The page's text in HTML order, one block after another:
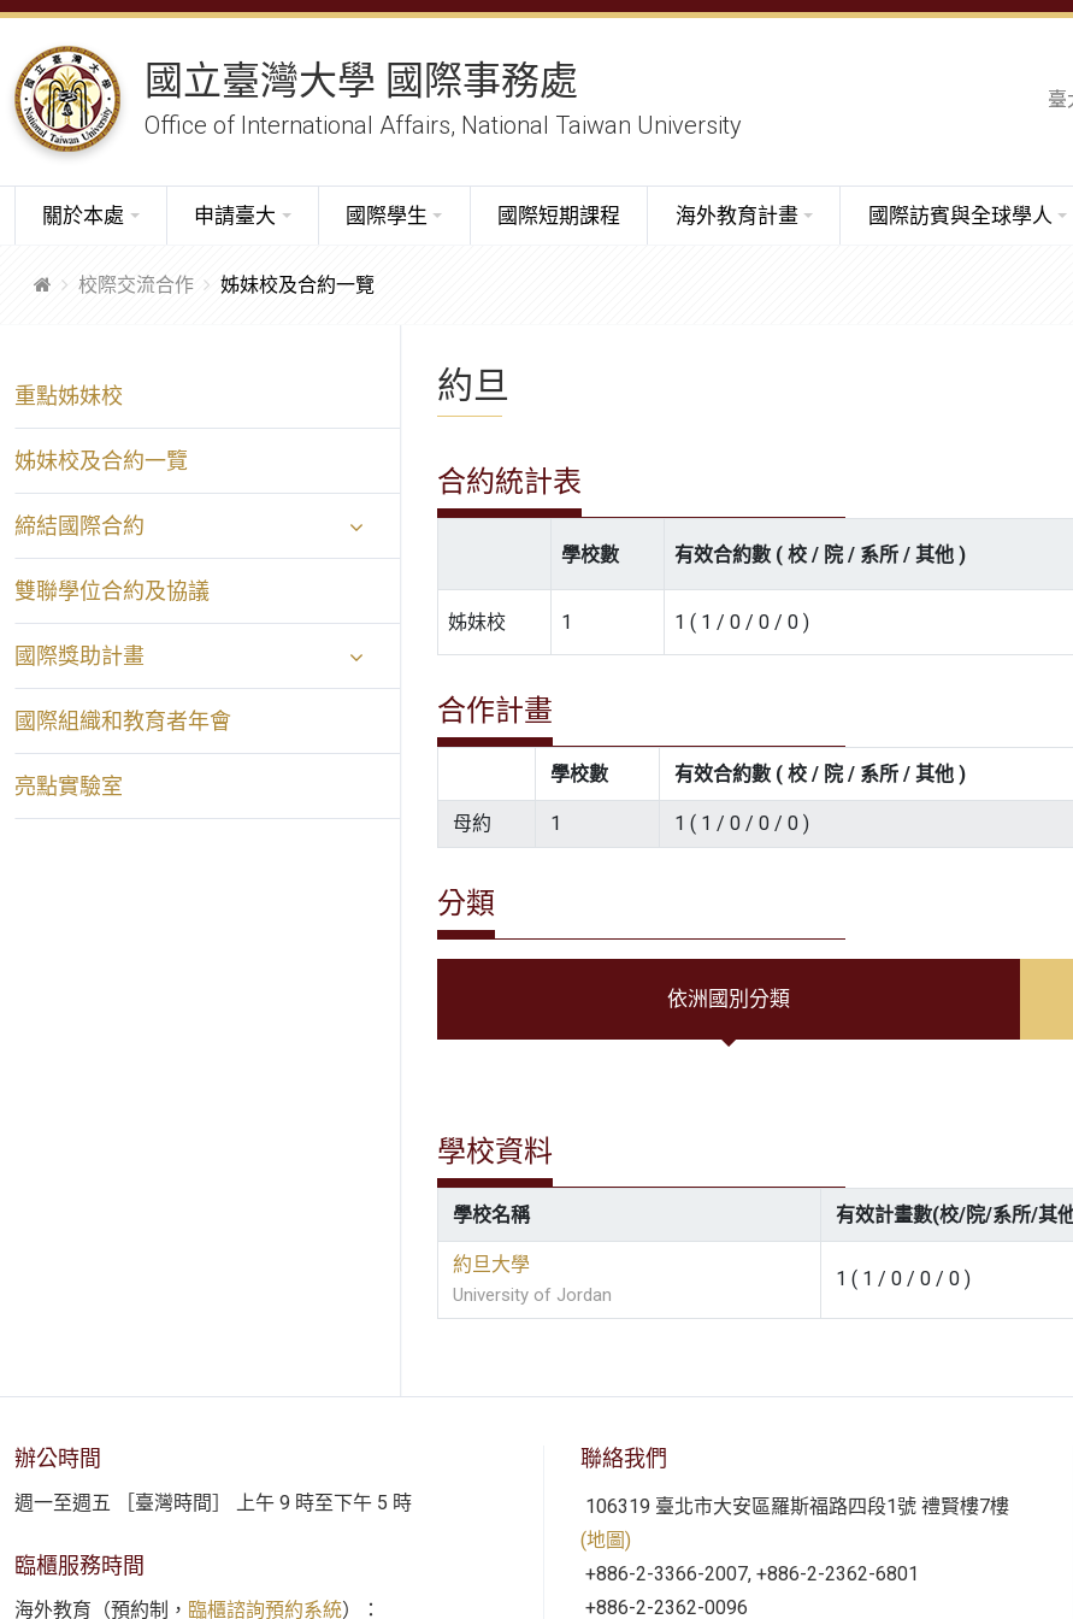
國立臺灣大學 國際事務處
Office of International Affairs, National Taiwan University
臺
關於本處 申請臺大 國際學生 國際短期課程 海外教育計畫 國際訪賓與全球學人
校際交流合作 姊妹校及合約一覽
重點姊妹校
姊妹校及合約一覽
締結國際合約
雙聯學位合約及協議
國際獎助計畫
國際組織和教育者年會
亮點實驗室
約旦
合約統計表
學校數 有效合約數 ( 校 / 院 / 系所 / 其他 )
姊妹校 1 1 ( 1 / 0 / 0 / 0 )
合作計畫
學校數 有效合約數 ( 校 / 院 / 系所 / 其他 )
母約 1 1 ( 1 / 0 / 0 / 0 )
分類
依洲國別分類
學校資料
學校名稱 有效計畫數(校/院/系所/其
約旦大學
University of Jordan
1 ( 1 / 0 / 0 / 0 )
辦公時間
週一至週五 ［臺灣時間］ 上午 9 時至下午 5 時
臨櫃服務時間
海外教育（預約制， 臨櫃諮詢預約系統）：
聯絡我們
106319 臺北市大安區羅斯福路四段1號 禮賢樓7樓
(地圖)
+886-2-3366-2007, +886-2-2362-6801
+886-2-2362-0096